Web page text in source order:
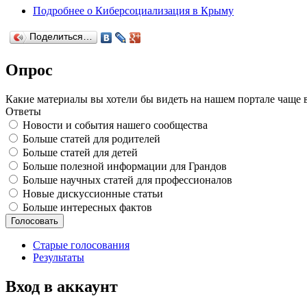
Подробнее о Киберсоциализация в Крыму
Поделиться…
Опрос
Какие материалы вы хотели бы видеть на нашем портале чаще
Ответы
Новости и события нашего сообщества
Больше статей для родителей
Больше статей для детей
Больше полезной информации для Грандов
Больше научных статей для профессионалов
Новые дискуссионные статьи
Больше интересных фактов
Старые голосования
Результаты
Вход в аккаунт